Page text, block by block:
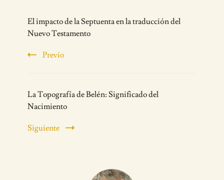
Navigation
El impacto de la Septuenta en la traducción del
Nuevo Testamento
Previo
La Topografía de Belén: Significado del
Nacimiento
Siguiente